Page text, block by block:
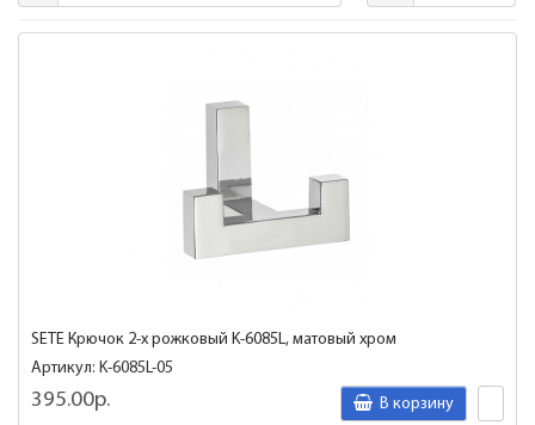
SETE Крючок 2-х рожковый K-6085L, матовый хром
Артикул: K-6085L-05
395.00р. В корзину